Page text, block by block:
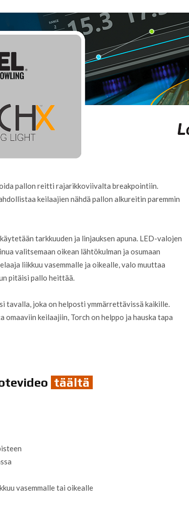
pallon reitti rajarikkoviivalta breakpointiin.
keilaajien nähdä pallon alkureitin paremmin
tarkkuuden ja linjauksen apuna. LED-valojen
valitsemaan oikean lähtökulman ja osumaan
liikkuu vasemmalle ja oikealle, valo muuttaa
pitäisi pallo heittää.
tavalla, joka on helposti ymmärrettävissä kaikille.
keilaajiin, Torch on helppo ja hauska tapa
täältä
vasemmalle tai oikealle